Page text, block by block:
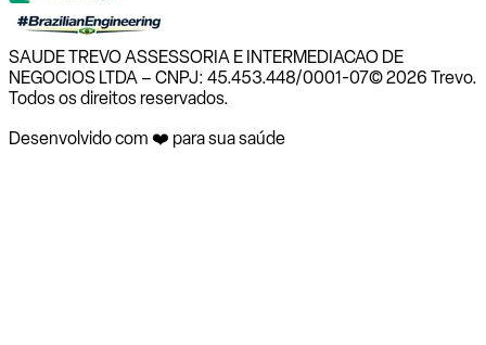
SAUDE TREVO ASSESSORIA E INTERMEDIACAO DE
NEGOCIOS LTDA – CNPJ: 45.453.448/0001-07© 2026 Trevo.
Todos os direitos reservados.
Desenvolvido com ❤️ para sua saúde